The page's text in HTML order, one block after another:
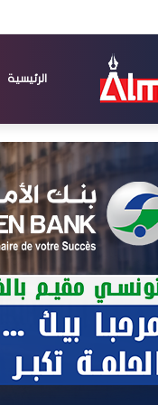
الرئيسية